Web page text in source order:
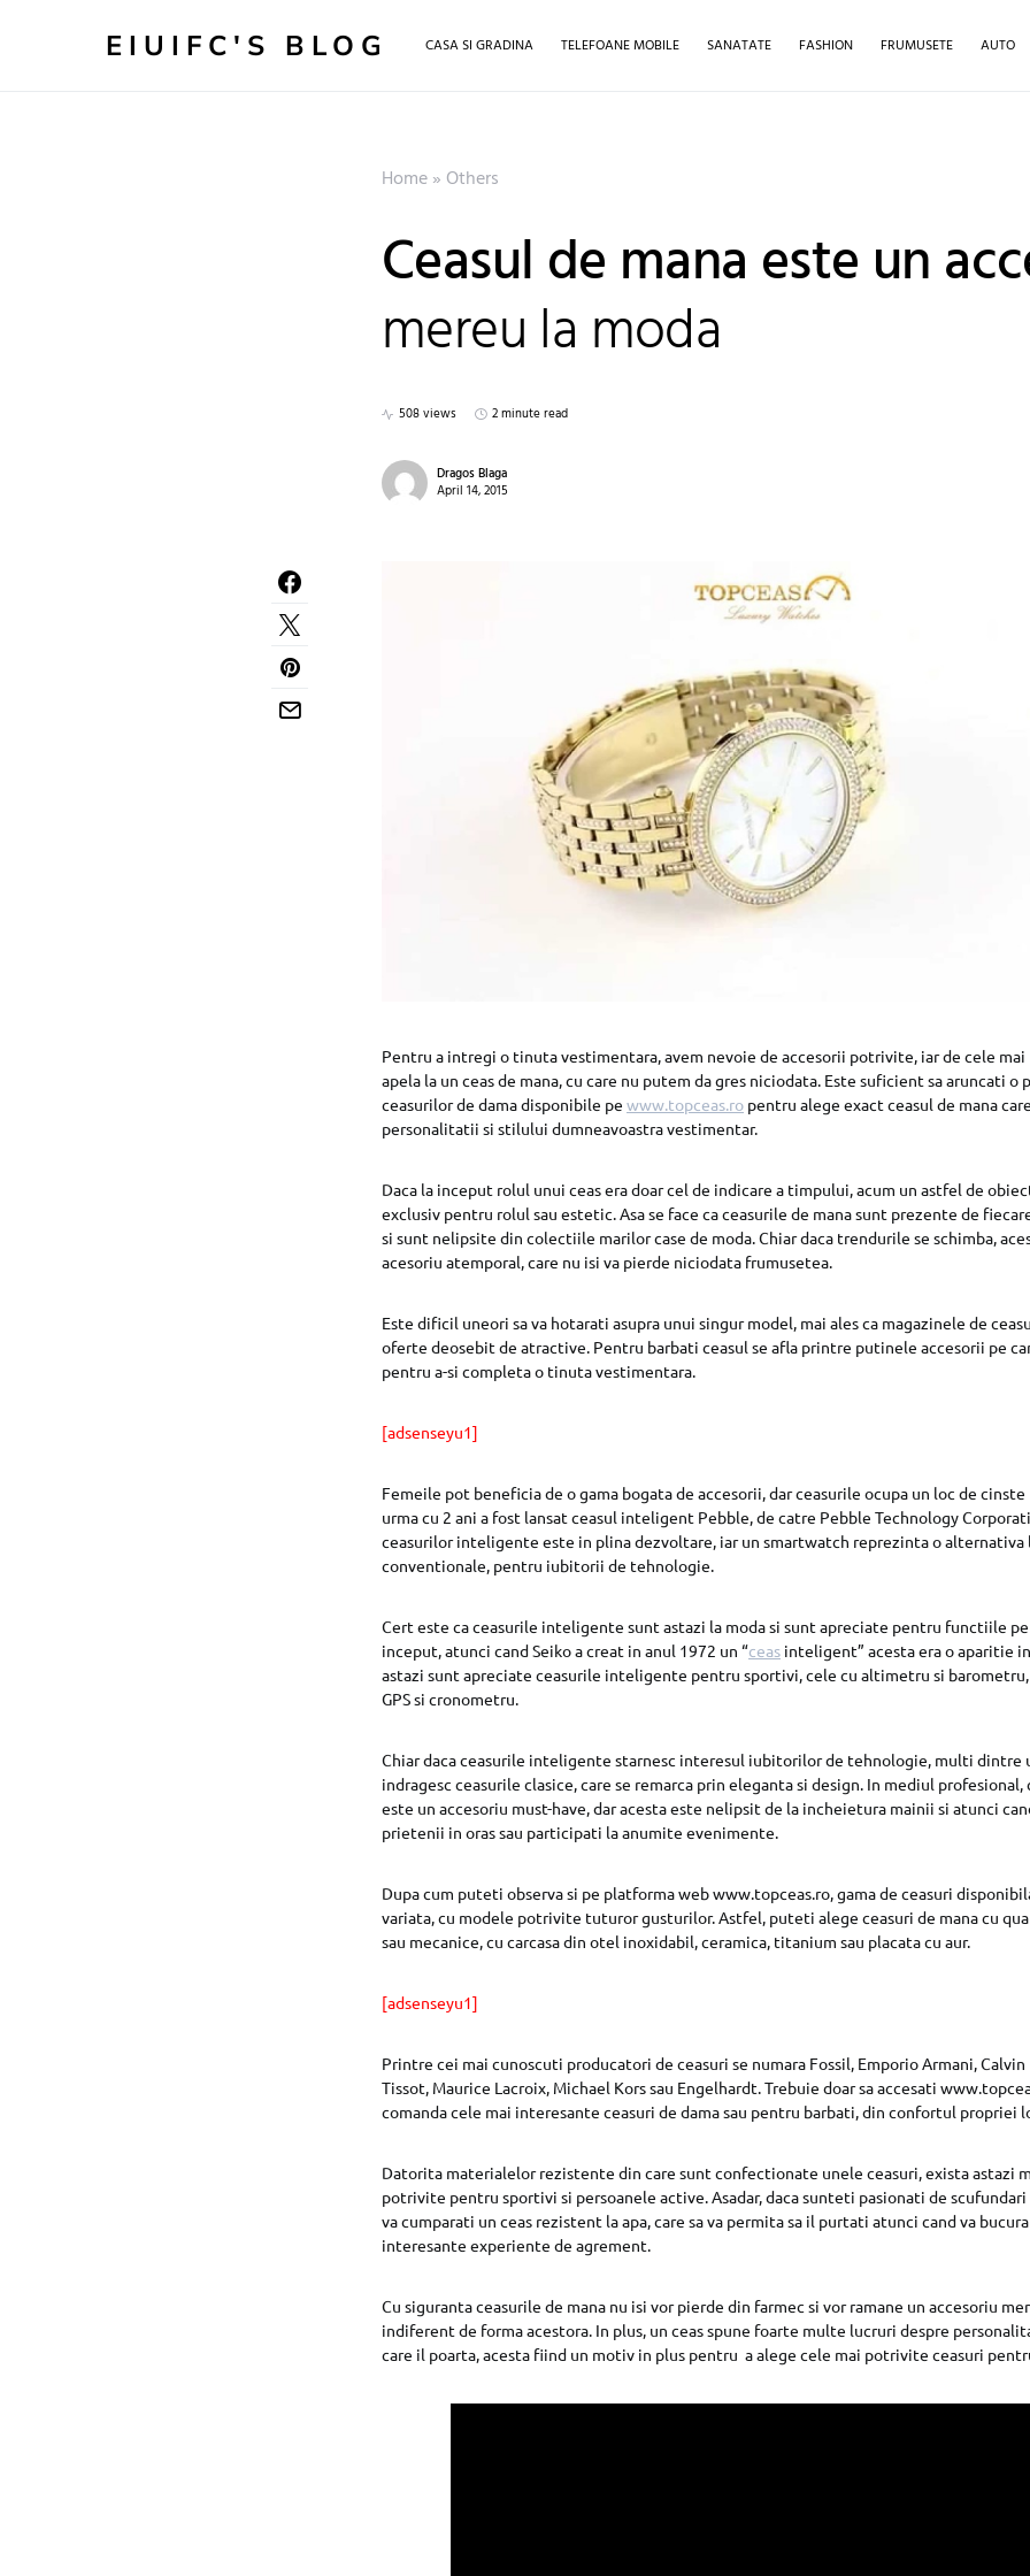
EIUIFC'S BLOG CASA SI GRADINA TELEFOANE MOBILE SANATATE FASHION FRUMUSETE AUTO
Home» Others
Ceasul de mana este un
mereu la moda
508 views 2 minute read
Dragos Blaga
April 14, 2015
Pentru a intregi o tinuta vestimentara, avem nevoie de accesorii potrivite, iar de cele
apela la un ceas de mana, cu care nu putem da gres niciodata. Este suficient sa aruncati o
ceasurilor de dama disponibile pe www.topceas.ro pentru alege exact ceasul de mana
personalitatii si stilului dumneavoastra vestimentar.
Daca la inceput rolul unui ceas era doar cel de indicare a timpului, acum un astfel de
exclusiv pentru rolul sau estetic. Asa se face ca ceasurile de mana sunt prezente de
si sunt nelipsite din colectiile marilor case de moda. Chiar daca trendurile se schimba,
acesoriu atemporal, care nu isi va pierde niciodata frumusetea.
Este dificil uneori sa va hotarati asupra unui singur model, mai ales ca magazinele de
oferte deosebit de atractive. Pentru barbati ceasul se afla printre putinele accesorii pe
pentru a-si completa o tinuta vestimentara.
[adsenseyu1]
Femeile pot beneficia de o gama bogata de accesorii, dar ceasurile ocupa un loc de
urma cu 2 ani a fost lansat ceasul inteligent Pebble, de catre Pebble Technology
ceasurilor inteligente este in plina dezvoltare, iar un smartwatch reprezinta o alternativa
conventionale, pentru iubitorii de tehnologie.
Cert este ca ceasurile inteligente sunt astazi la moda si sunt apreciate pentru functiile pe
inceput, atunci cand Seiko a creat in anul 1972 un “ceas inteligent” acesta era o aparitie
astazi sunt apreciate ceasurile inteligente pentru sportivi, cele cu altimetru si
GPS si cronometru.
Chiar daca ceasurile inteligente starnesc interesul iubitorilor de tehnologie, multi
indragesc ceasurile clasice, care se remarca prin eleganta si design. In mediul profesional,
este un accesoriu must-have, dar acesta este nelipsit de la incheietura mainii si atunci
prietenii in oras sau participati la anumite evenimente.
Dupa cum puteti observa si pe platforma web www.topceas.ro, gama de ceasuri
variata, cu modele potrivite tuturor gusturilor. Astfel, puteti alege ceasuri de mana cu
sau mecanice, cu carcasa din otel inoxidabil, ceramica, titanium sau placata cu aur.
[adsenseyu1]
Printre cei mai cunoscuti producatori de ceasuri se numara Fossil, Emporio Armani, Calvin
Tissot, Maurice Lacroix, Michael Kors sau Engelhardt. Trebuie doar sa accesati
comanda cele mai interesante ceasuri de dama sau pentru barbati, din confortul propriei
Datorita materialelor rezistente din care sunt confectionate unele ceasuri, exista astazi
potrivite pentru sportivi si persoanele active. Asadar, daca sunteti pasionati de
va cumparati un ceas rezistent la apa, care sa va permita sa il purtati atunci cand va
interesante experiente de agrement.
Cu siguranta ceasurile de mana nu isi vor pierde din farmec si vor ramane un accesoriu
indiferent de forma acestora. In plus, un ceas spune foarte multe lucruri despre
care il poarta, acesta fiind un motiv in plus pentru a alege cele mai potrivite ceasuri